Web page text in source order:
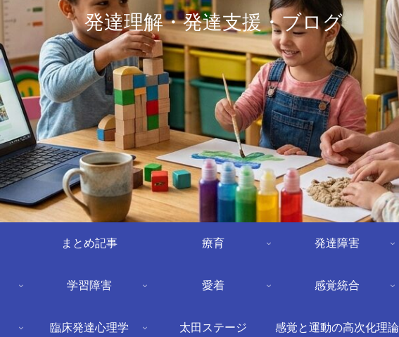
発達理解・発達支援・ブログ
まとめ記事 療育 発達障害
学習障害 愛着 感覚統合
臨床発達心理学 太田ステージ 感覚と運動の高次化理論